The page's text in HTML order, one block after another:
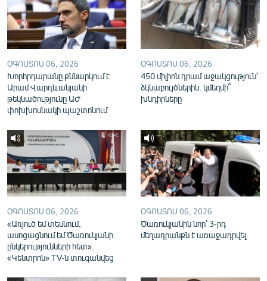
English
Русский
ՀԵՏԵՎԵՔ ՄԵԶ
«Ազատության» բոլոր կայքերը
ՕԳՈՍՏՈՍ 06, 2026
Խորհրդարանը քննարկում է
Արամ Վարդևանյանի
թեկնածությունը ԱԺ
փոխխոսնակի պաշտոնում
ՕԳՈՍՏՈՍ 06, 2026
450 միլիոն դրամ աջակցություն՝
ձկնաբույծներին. կմեղմի՞
խնդիրները
ՕԳՈՍՏՈՍ 06, 2026
«Առյուծ եմ տեսնում,
ասոցացնում եմ Ծառուկյանի
ընկերությունների հետ».
«Կենտրոն» TV-ն տուգանվեց
ՕԳՈՍՏՈՍ 06, 2026
Ծառուկյանին նոր՝ 3-րդ
մեղադրանքն է առաջադրվել